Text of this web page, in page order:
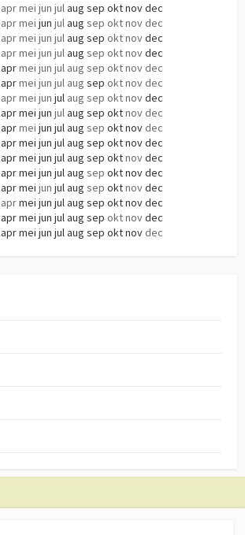
aprmei jun julaug sep oktnovdec
aprmei jun julaug sep oktnov dec
aprmei jun julaug sep oktnovdec
aprmei jun julaug sep oktnovdec
aprmei jun jul aug sep oktnov dec
aprmei jun jul aug sep oktnov dec
aprmei jun jul aug sep oktnovdec
aprmei jun julaug sep oktnov dec
aprmei jun julaug sep oktnov dec
aprmei jun julaug sep oktnovdec
aprmei jun julaug sep oktnovdec
aprmei jun julaug sep oktnovdec
aprmei jun julaug sep oktnovdec
aprmei jun julaug sep oktnovdec
aprmei jun julaug sep oktnovdec
aprmei jun julaug sep oktnov dec